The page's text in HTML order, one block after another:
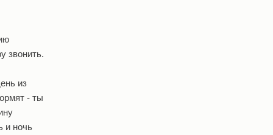
звонить.
из
- ты
и ночь